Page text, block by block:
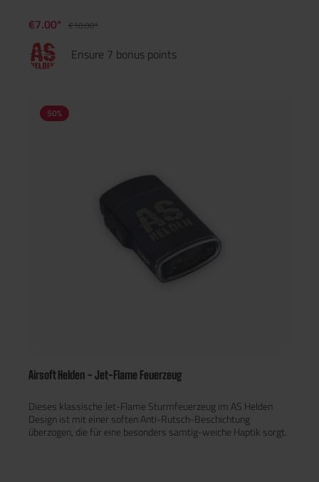
€7.00* €10.00*
Ensure 7 bonus points
50%
Airsoft Helden - Jet-Flame Feuerzeug
Dieses klassische Jet-Flame Sturmfeuerzeug im AS Helden
Design ist mit einer soften Anti-Rutsch-Beschichtung
überzogen, die für eine besonders samtig-weiche Haptik sorgt.